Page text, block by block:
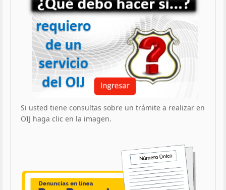
Si usted tiene consultas sobre un trámite a realizar en
OIJ haga clic en la imagen.